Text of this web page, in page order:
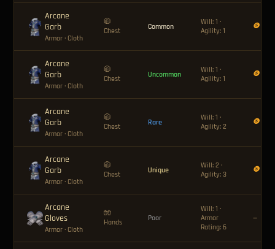
Arcane
Garb
Armor · Cloth
🧥
Chest
Common
Will: 1 ·
Agility: 1
🪙 12
Arcane
Garb
Armor · Cloth
🧥
Chest
Uncommon
Will: 1 ·
Agility: 1
🪙 18
Arcane
Garb
Armor · Cloth
🧥
Chest
Rare
Will: 1 ·
Agility: 2
🪙 36
Arcane
Garb
Armor · Cloth
🧥
Chest
Unique
Will: 2 ·
Agility: 3
🪙 180
Arcane
Gloves
Armor · Cloth
🧤
Hands
Poor
Will: 1 ·
Armor
Rating: 6
—